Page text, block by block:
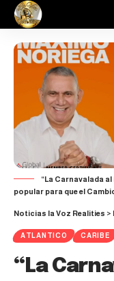
“La Carnavalada
popular para que el
Noticias la Voz Realities >
ATLANTICO CARIBE
“La